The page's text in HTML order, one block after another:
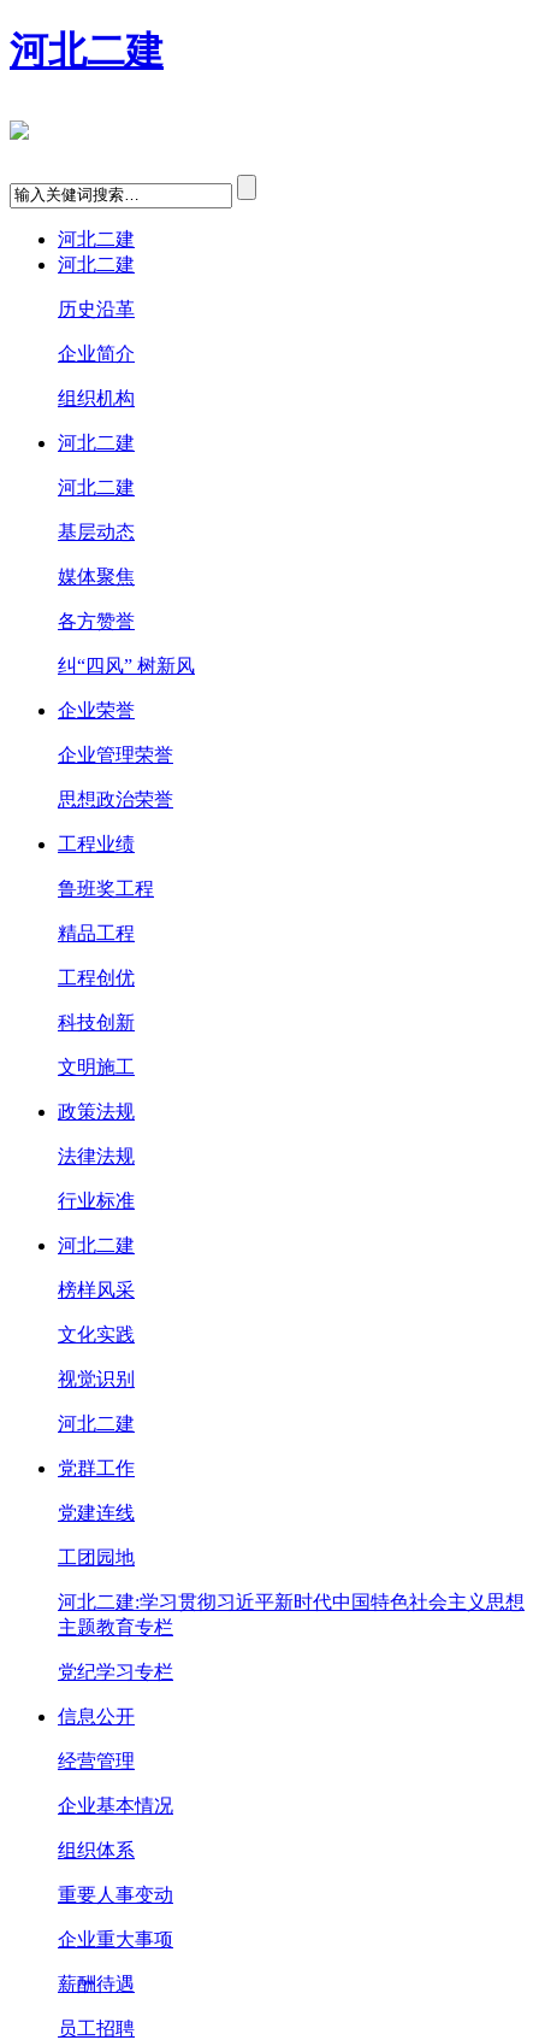
河北二建
河北二建
河北二建
历史沿革
企业简介
组织机构
河北二建
河北二建
基层动态
媒体聚焦
各方赞誉
纠“四风” 树新风
企业荣誉
企业管理荣誉
思想政治荣誉
工程业绩
鲁班奖工程
精品工程
工程创优
科技创新
文明施工
政策法规
法律法规
行业标准
河北二建
榜样风采
文化实践
视觉识别
河北二建
党群工作
党建连线
工团园地
河北二建:学习贯彻习近平新时代中国特色社会主义思想
主题教育专栏
党纪学习专栏
信息公开
经营管理
企业基本情况
组织体系
重要人事变动
企业重大事项
薪酬待遇
员工招聘